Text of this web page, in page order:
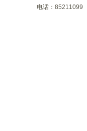
电话：